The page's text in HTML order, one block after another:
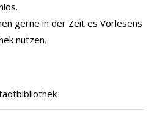
gerne in der Zeit es Vorlesens
nutzen.